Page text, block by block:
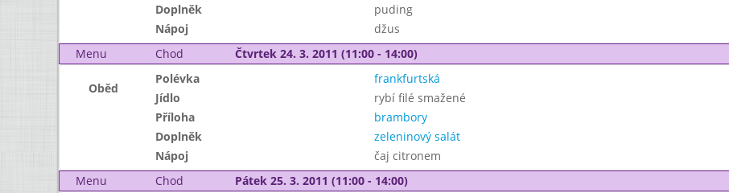
Doplněk
puding
Nápoj
džus
Menu
Chod Čtvrtek 24. 3. 2011 (11:00 - 14:00)
Oběd
Polévka
frankfurtská
Jídlo
rybí filé smažené
Příloha
brambory
Doplněk
zeleninový salát
Nápoj
čaj citronem
Menu
Chod Pátek 25. 3. 2011 (11:00 - 14:00)